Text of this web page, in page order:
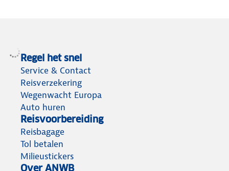
Regel het snel
Service & Contact
Reisverzekering
Wegenwacht Europa
Auto huren
Reisvoorbereiding
Reisbagage
Tol betalen
Milieustickers
Over ANWB